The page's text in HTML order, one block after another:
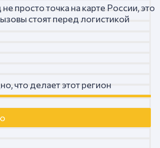
просто точка на карте России, это
стоят перед логистикой
что делает этот регион